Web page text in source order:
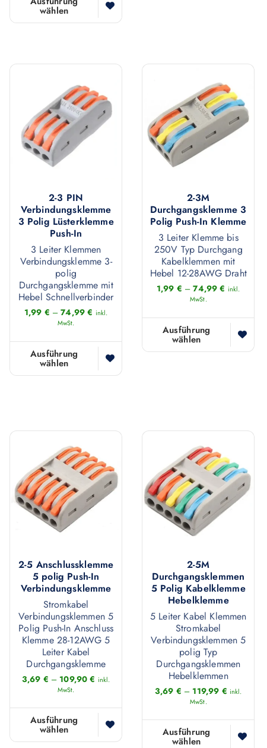
wählen
D
s
s
P
r
o
d
t
w
e
i
s
t
m
e
r
e
a
r
i
a
n
t
e
u
f
.
D
i
e
O
p
i
o
u
k
w
e
t
m
e
h
r
e
r
V
a
n
u
f
.
D
e
O
p
t
i
o
n
e
n
ö
n
2-3 PIN
Verbindungsklemme
3 Polig Lüsterklemme
Push-In
3 Leiter Klemmen
Verbindungsklemme 3-
polig
Durchgangsklemme mit
Hebel Schnellverbinder
1,99 € –74,99€ inkl.
MwSt.
Ausführung
wählen
D
e
s
P
o
d
u
w
e
i
s
t
m
e
h
e
r
2-3M
Durchgangsklemme 3
Polig Push-In Klemme
3 Leiter Klemme bis
250V Typ Durchgang
Kabelklemmen mit
Hebel 12-28AWG Draht
1,99 € –74,99€ inkl.
MwSt.
Ausführung
wählen
D
r
o
d
u
k
t
e
i
s
t
m
e
h
r
e
V
2-5 Anschlussklemme
5 polig Push-In
Verbindungsklemme
Stromkabel
Verbindungsklemmen 5
Polig Push-In Anschluss
Klemme 28-12AWG 5
Leiter Kabel
Durchgangsklemme
3,69 € – 109,90€ inkl.
MwSt.
Ausführung
wählen
D
2-5M
Durchgangsklemmen
5 Polig Kabelklemme
Hebelklemme
5 Leiter Kabel Klemmen
Stromkabel
Verbindungsklemmen 5
polig Typ
Durchgangsklemmen
Hebelklemmen
3,69 € – 119,99 € inkl.
MwSt.
Ausführung
wählen
D